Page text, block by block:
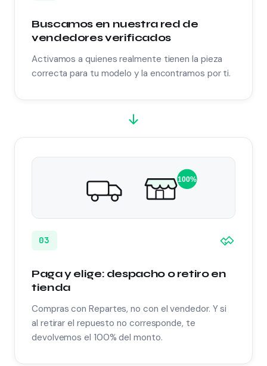
Buscamos en nuestra red de
vendedores verificados
Activamos a quienes realmente tienen la pieza
correcta para tu modelo y la encontramos por ti.
100%
03
Paga y elige: despacho o retiro en
tienda
Compras con Repartes, no con el vendedor. Y si
al retirar el repuesto no corresponde, te
devolvemos el 100% del monto.